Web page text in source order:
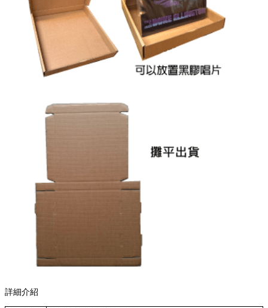
詳細介紹